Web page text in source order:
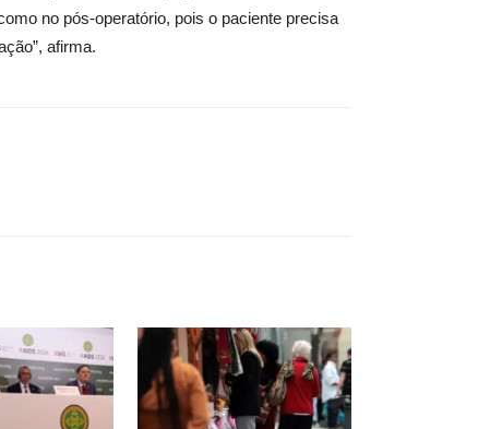
no pós-operatório, pois o paciente precisa
afirma.